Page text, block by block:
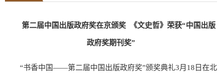
第二届中国出版政府奖在京颁奖 《文史哲》荣获“中国出版
政府奖期刊奖”
“书香中国――第二届中国出版政府奖”颁奖典礼3月18日在北